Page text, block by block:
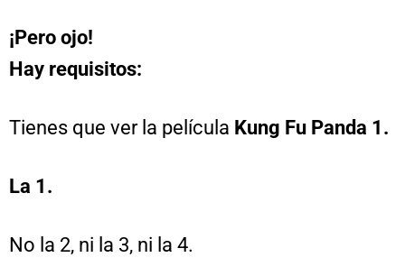
¡Pero ojo!
Hay requisitos:
Tienes que ver la película Kung Fu Panda 1.
La 1.
No la 2, ni la 3, ni la 4.